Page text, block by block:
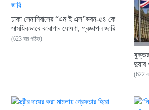
ঢাকা সেনানিবাসের “এম ই এস”ভবন-৫৪ কে
সাময়িকভাবে ‌কারাগার ঘোষণা, প্রজ্ঞাপন জারি
(623 বার পঠিত)
দুয়ার
(622